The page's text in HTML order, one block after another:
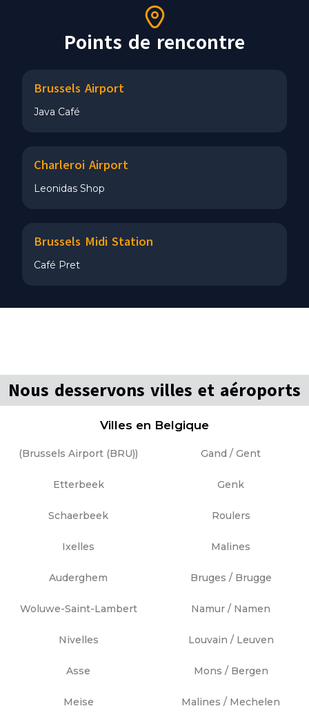
Points de rencontre
Brussels Airport
Java Café
Charleroi Airport
Leonidas Shop
Brussels Midi Station
Café Pret
Nous desservons villes et aéroports
Villes en Belgique
(Brussels Airport (BRU))
Etterbeek
Schaerbeek
Ixelles
Auderghem
Woluwe-Saint-Lambert
Nivelles
Asse
Meise
Gand / Gent
Genk
Roulers
Malines
Bruges / Brugge
Namur / Namen
Louvain / Leuven
Mons / Bergen
Malines / Mechelen